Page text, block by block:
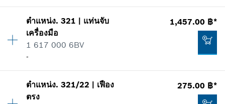
-
แสดงในรูป
62.00 ฿*
ราคาทั้งหมดไม่รวมภาษีมูลค่าเพิ่ม
ปริมาณ 1
ราคากลุ่ม
ข้อมูลชิ้นส่วนอะไหล่
แสดงในรูป
ตำแหน่ง.321 | แท่นจับ
เครื่องมือ
1 617 000 6BV
-
1,457.00 ฿*
ปริมาณ 1
ราคากลุ่ม
ตำแหน่ง.321/22 | เฟือง
ตรง
275.00 ฿*